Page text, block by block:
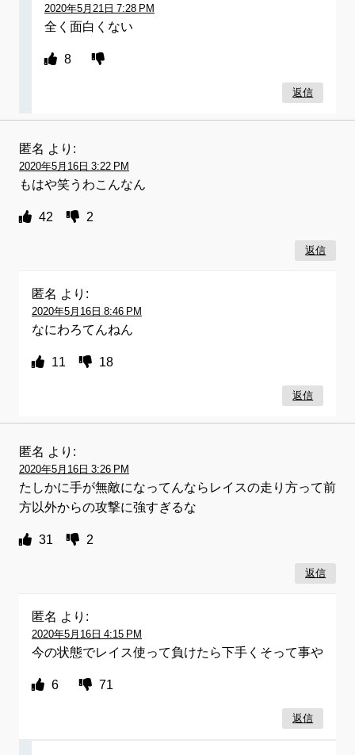
2020年5月21日 7:28 PM
全く面白くない
8
返信
匿名 より:
2020年5月16日 3:22 PM
もはや笑うわこんなん
42 2
返信
匿名 より:
2020年5月16日 8:46 PM
なにわろてんねん
11 18
返信
匿名 より:
2020年5月16日 3:26 PM
たしかに手が無敵になってんならレイスの走り方って前
方以外からの攻撃に強すぎるな
31 2
返信
匿名 より:
2020年5月16日 4:15 PM
今の状態でレイス使って負けたら下手くそって事や
6 71
返信